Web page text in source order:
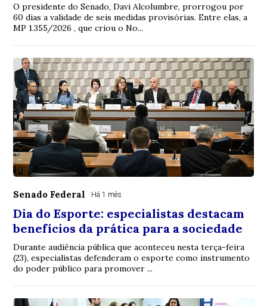
O presidente do Senado, Davi Alcolumbre, prorrogou por
60 dias a validade de seis medidas provisórias. Entre elas, a
MP 1.355/2026 , que criou o No...
Senado Federal Há 1 mês
Dia do Esporte: especialistas destacam
benefícios da prática para a sociedade
Durante audiência pública que aconteceu nesta terça-feira
(23), especialistas defenderam o esporte como instrumento
do poder público para promover ...